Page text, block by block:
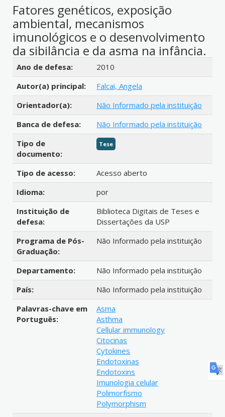
Fatores genéticos, exposição
ambiental, mecanismos
imunológicos e o desenvolvimento
da sibilância e da asma na infância.
Detalhes bibliográficos
Ano de defesa:
2010
Autor(a) principal:
Falcai, Angela
Orientador(a):
Não Informado pela instituição
Banca de defesa:
Não Informado pela instituição
Tipo de
documento:
Tese
Tipo de acesso:
Acesso aberto
Idioma:
por
Instituição de
defesa:
Biblioteca Digitais de Teses e
Dissertações da USP
Programa de Pós-
Graduação:
Não Informado pela instituição
Departamento:
Não Informado pela instituição
País:
Não Informado pela instituição
Palavras-chave em
Português:
Asma
Asthma
Cellular immunology
Citocinas
Cytokines
Endotoxinas
Endotoxins
Imunologia celular
Polimorfismo
Polymorphism